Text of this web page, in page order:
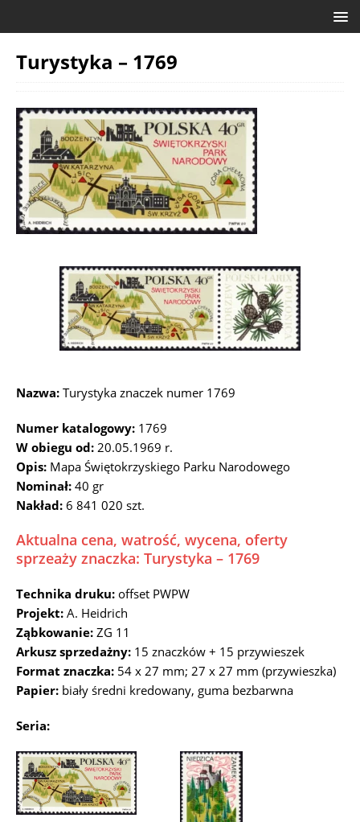
Turystyka – 1769
Nazwa: Turystyka znaczek numer 1769
Numer katalogowy: 1769
W obiegu od: 20.05.1969 r.
Opis: Mapa Świętokrzyskiego Parku Narodowego
Nominał: 40 gr
Nakład: 6 841 020 szt.
Aktualna cena, watrość, wycena, oferty
sprzeaży znaczka: Turystyka – 1769
Technika druku: offset PWPW
Projekt: A. Heidrich
Ząbkowanie: ZG 11
Arkusz sprzedażny: 15 znaczków + 15 przywieszek
Format znaczka: 54 x 27 mm; 27 x 27 mm (przywieszka)
Papier: biały średni kredowany, guma bezbarwna
Seria: